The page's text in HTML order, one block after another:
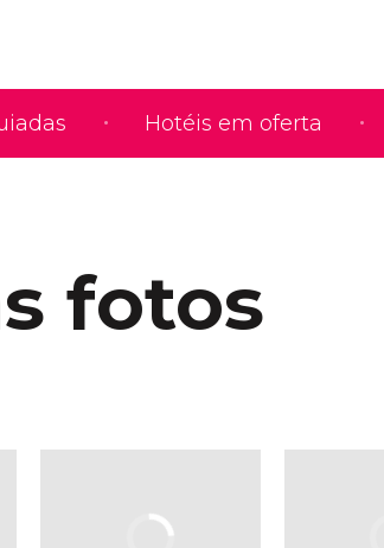
Hotéis em oferta
fotos